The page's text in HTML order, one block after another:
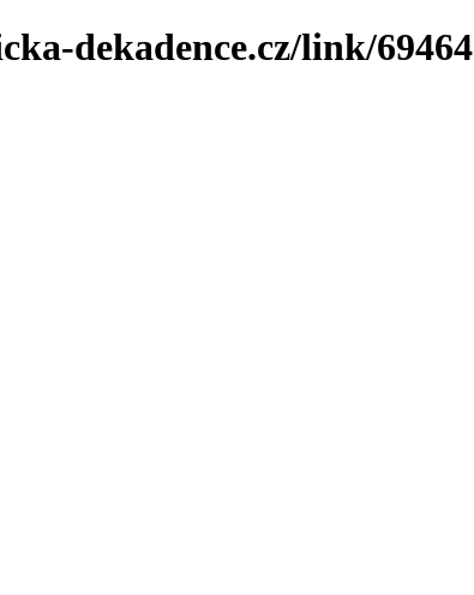
dekadence.cz/link/69464